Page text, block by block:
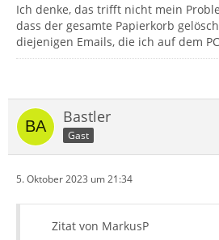
Ich denke, das trifft nicht mein
dass der gesamte Papierkorb
diejenigen Emails, die ich auf dem
Bastler
Gast
5. Oktober 2023 um 21:34
Zitat von MarkusP